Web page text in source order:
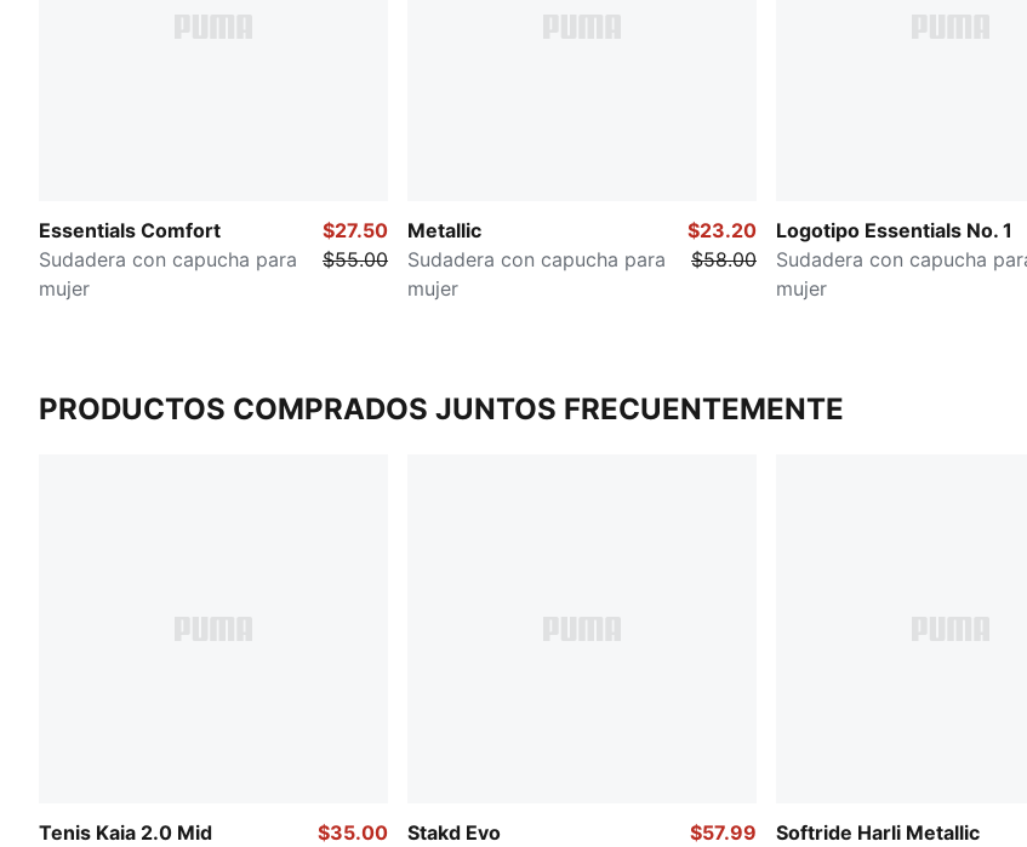
Essentials Comfort
Sudadera con capucha para
mujer
$27.50
$55.00
Metallic
Sudadera con capucha para
mujer
$23.20
$58.00
Logotipo Essentials No. 1
Sudadera con capucha
mujer
PRODUCTOS COMPRADOS JUNTOS FRECUENTEMENTE
Tenis Kaia 2.0 Mid
$35.00
Stakd Evo
$57.99
Softride Harli Metallic